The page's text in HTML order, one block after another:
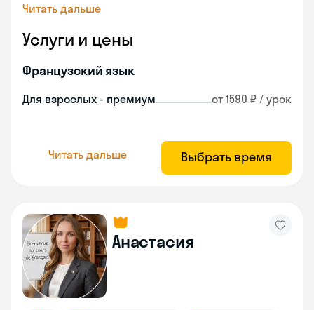
Читать дальше
Услуги и цены
Французский язык
Для взрослых - премиум от 1590 ₽ / урок
Читать дальше Выбрать время
Анастасия